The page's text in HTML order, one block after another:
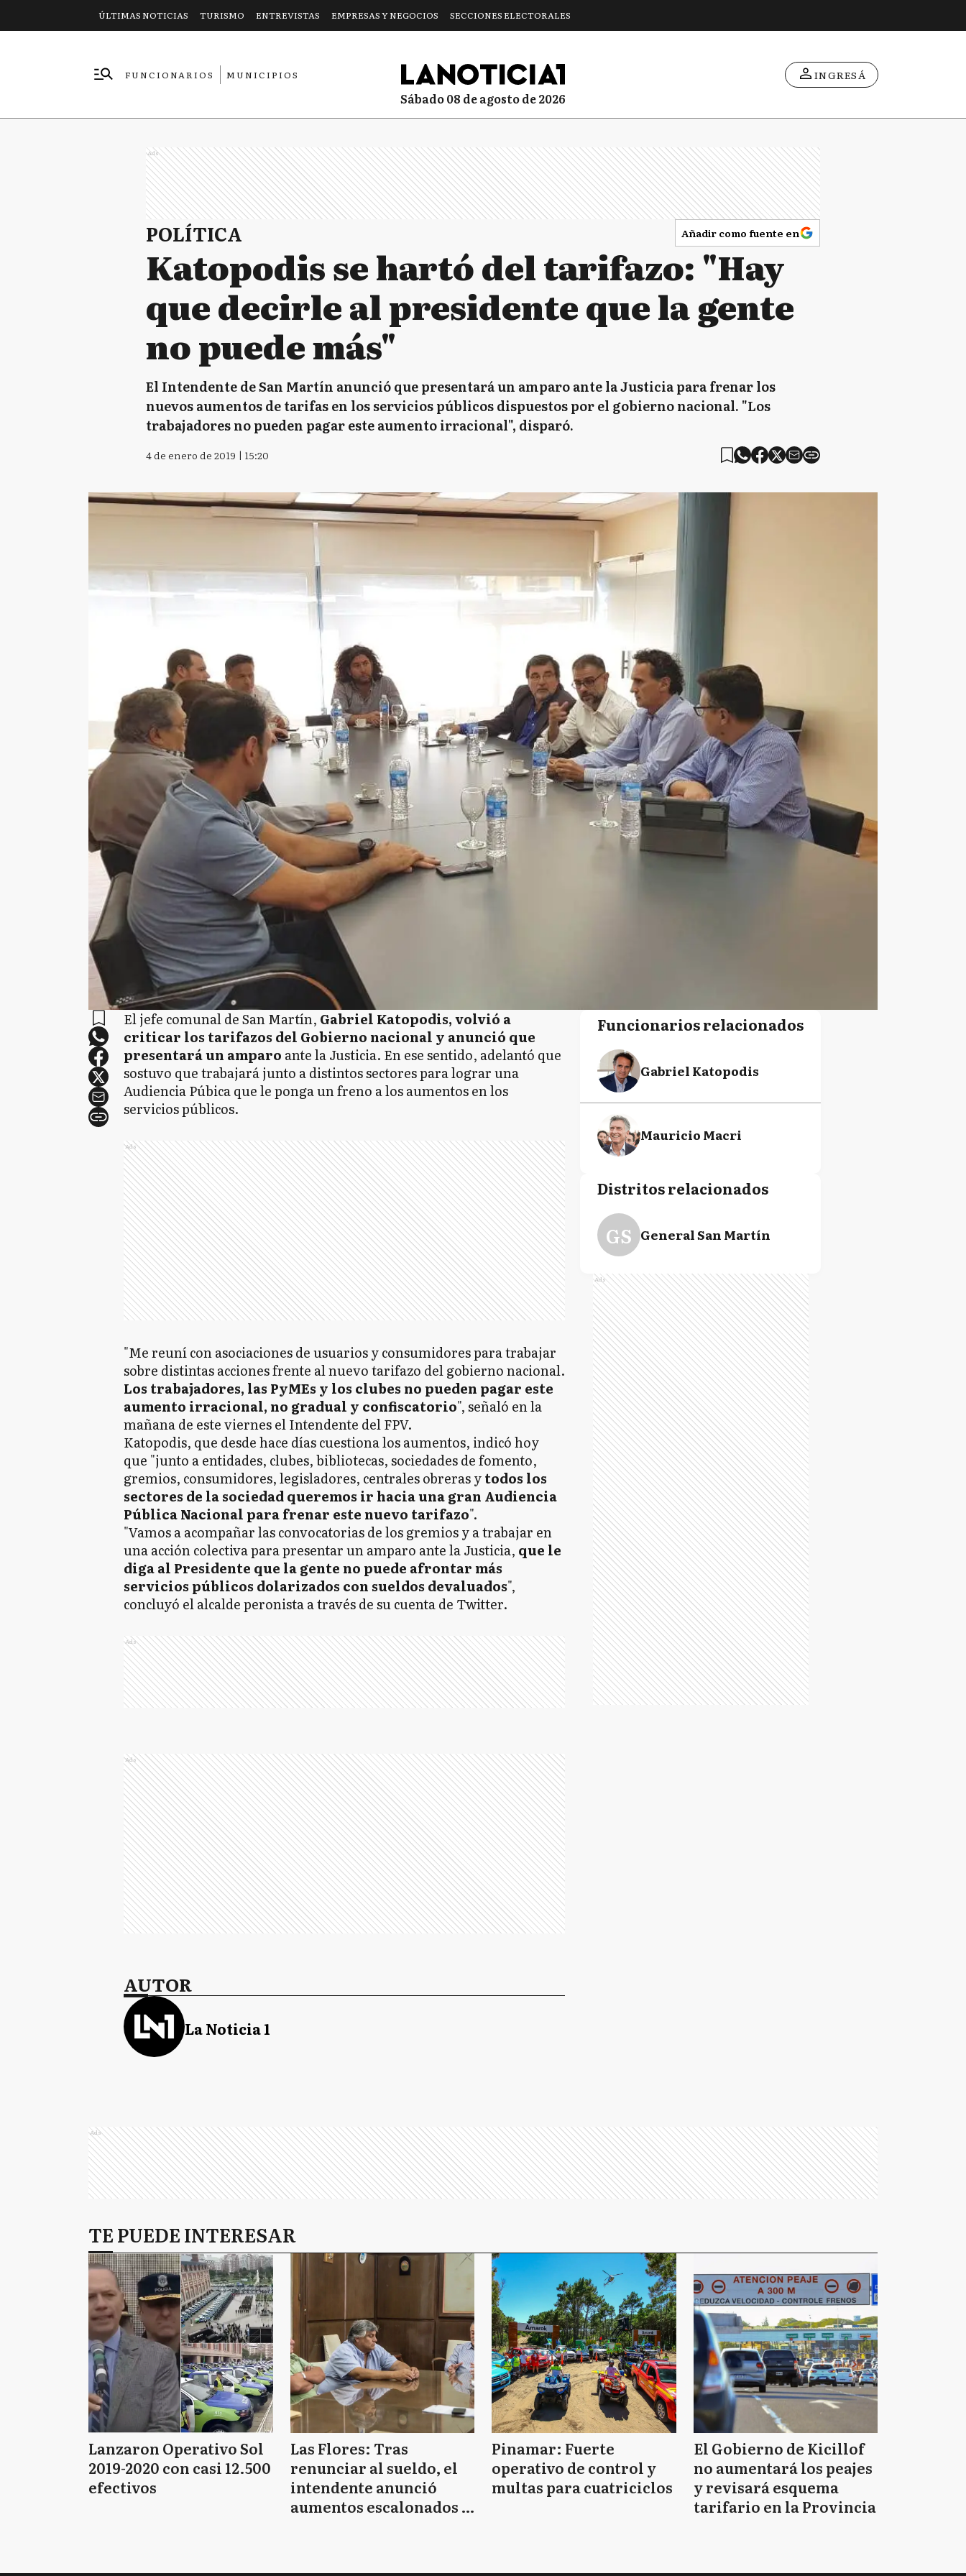
ÚLTIMAS NOTICIAS TURISMO ENTREVISTAS EMPRESAS Y NEGOCIOS SECCIONES ELECTORALES
FUNCIONARIOS
MUNICIPIOS
sábado 08 de agosto de 2026
INGRESÁ
Ads
POLÍTICA Añadir como fuente en
Katopodis se hartó del tarifazo: "Hay
que decirle al presidente que la gente
no puede más"
El Intendente de San Martín anunció que presentará un amparo ante la Justicia para frenar los
nuevos aumentos de tarifas en los servicios públicos dispuestos por el gobierno nacional. "Los
trabajadores no pueden pagar este aumento irracional", disparó.
4 de enero de 2019 | 15:20
El jefe comunal de San Martín, Gabriel Katopodis, volvió a
criticar los tarifazos del Gobierno nacional y anunció que
presentará un amparo ante la Justicia. En ese sentido, adelantó que
sostuvo que trabajará junto a distintos sectores para lograr una
Audiencia Púbica que le ponga un freno a los aumentos en los
servicios públicos.
Ads
"Me reuní con asociaciones de usuarios y consumidores para trabajar
sobre distintas acciones frente al nuevo tarifazo del gobierno nacional.
Los trabajadores, las PyMEs y los clubes no pueden pagar este
aumento irracional, no gradual y confiscatorio", señaló en la
mañana de este viernes el Intendente del FPV.
Katopodis, que desde hace días cuestiona los aumentos, indicó hoy
que "junto a entidades, clubes, bibliotecas, sociedades de fomento,
gremios, consumidores, legisladores, centrales obreras ytodos los
sectores de la sociedad queremos ir hacia una gran Audiencia
Pública Nacional para frenar este nuevo tarifazo".
"Vamos a acompañar las convocatorias de los gremios y a trabajar en
una acción colectiva para presentar un amparo ante la Justicia, que le
diga al Presidente que la gente no puede afrontar más
servicios públicos dolarizados con sueldos devaluados",
concluyó el alcalde peronista a través de su cuenta de Twitter.
Ads
Ads
AUTOR
La Noticia 1
Funcionarios relacionados
Gabriel Katopodis
Mauricio Macri
Distritos relacionados
GS General San Martín
Ads
Ads
TE PUEDE INTERESAR
Lanzaron Operativo Sol
2019-2020 con casi 12.500
efectivos
Las Flores: Tras
renunciar al sueldo, el
intendente anunció
aumentos escalonados y
Pinamar: Fuerte
operativo de control y
multas para cuatriciclos
El Gobierno de Kicillof
no aumentará los peajes
y revisará esquema
tarifario en la Provincia